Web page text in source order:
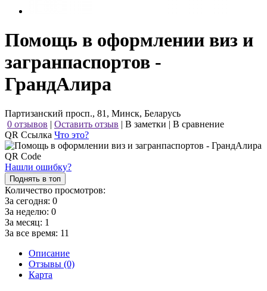
Помощь в оформлении виз и
загранпаспортов -
ГрандАлира
Партизанский просп., 81, Минск, Беларусь
0 отзывов | Оставить отзыв | В заметки | В сравнение
QR Ссылка Что это?
Нашли ошибку?
Поднять в топ
Количество просмотров:
За сегодня: 0
За неделю: 0
За месяц: 1
За все время: 11
Описание
Отзывы (0)
Карта